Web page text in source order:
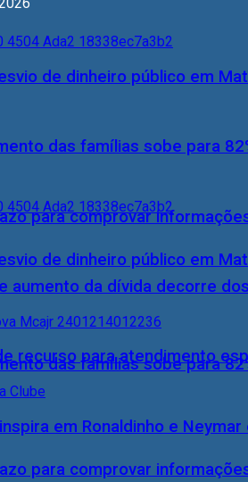
de dinheiro público em
das famílias sobe para
para comprovar
de dinheiro público em
das famílias sobe para
para comprovar
aumento da dívida decorre
recurso para atendimento
em Ronaldinho e